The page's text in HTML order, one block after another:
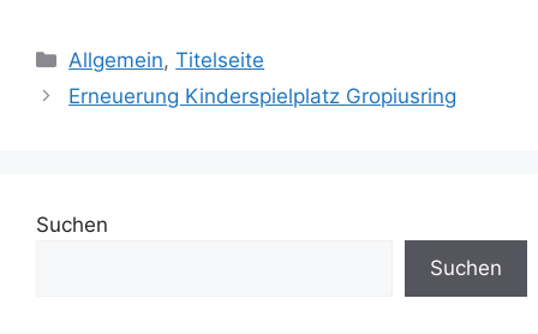
Kategorien
Allgemein,Titelseite
Erneuerung Kinderspielplatz Gropiusring
Suchen
Suchen